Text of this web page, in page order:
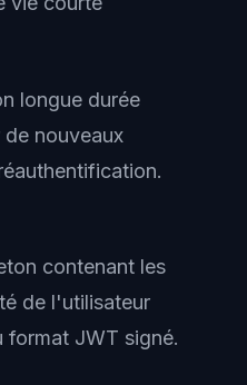
longue durée
nouveaux
contenant les
de l'utilisateur
format JWT signé.